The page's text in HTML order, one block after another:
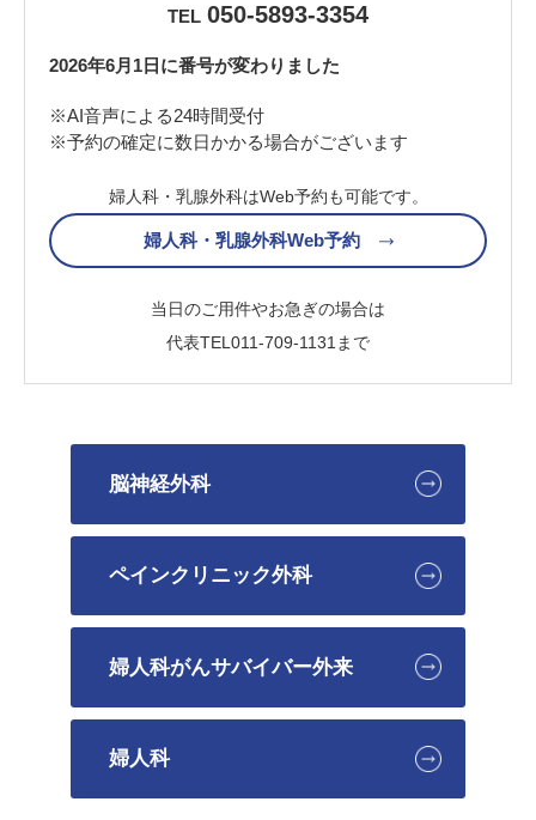
TEL 050-5893-3354
2026年6月1日に番号が変わりました
※AI音声による24時間受付
※予約の確定に数日かかる場合がございます
婦人科・乳腺外科はWeb予約も可能です。
婦人科・乳腺外科Web予約
当日のご用件やお急ぎの場合は
代表TEL 011-709-1131 まで
脳神経外科
ペインクリニック外科
婦人科がんサバイバー外来
婦人科